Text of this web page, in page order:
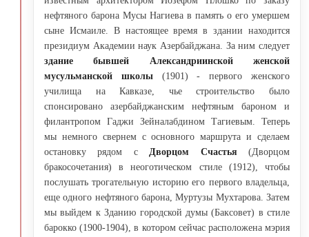
нефтяного барона Мусы Нагиева в память о его умершем
сыне Исмаиле. В настоящее время в здании находится
президиум Академии наук Азербайджана. За ним следует
здание бывшей Александриинской женской
мусульманской школы(1901) - первого женского
училища на Кавказе, чье строительство было
спонсировано азербайджанским нефтяным бароном и
филантропом Гаджи Зейналабдином Тагиевым. Теперь
мы немного свернем с основного маршрута и сделаем
остановку рядом сДворцом Счастья (Дворцом
бракосочетания) в неоготическом стиле (1912), чтобы
послушать трогательную историю его первого владельца,
еще одного нефтяного барона, Муртузы Мухтарова. Затем
мы выйдем к Зданию городской думы (Баксовет) в стиле
барокко (1900-1904), в котором сейчас расположена мэрия